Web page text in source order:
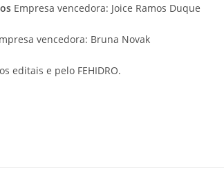
Empresa vencedora: Joice Ramos Duque
vencedora: Bruna Novak
editais e pelo FEHIDRO.